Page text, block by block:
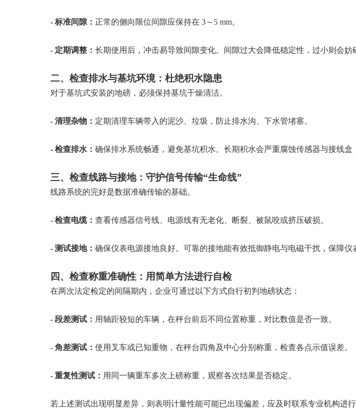
- 标准间隙： 正常的侧向限位间隙应保持在 3～5 mm。
- 定期调整： 长期使用后，冲击易导致间隙变化。间隙过大会降低稳定性，过小则会
二、检查排水与基坑环境：杜绝积水隐患
对于基坑式安装的地磅，必须保持基坑干燥清洁。
- 清理杂物： 定期清理车辆带入的泥沙、垃圾，防止排水沟、下水管堵塞。
- 检查排水： 确保排水系统畅通，避免基坑积水。长期积水会严重腐蚀传感器与接线盒
三、检查线路与接地：守护信号传输“生命线”
线路系统的完好是数据准确传输的基础。
- 检查电缆： 查看传感器信号线、电源线有无老化、断裂、被鼠咬或挤压破损。
- 测试接地： 确保仪表电源接地良好。可靠的接地能有效抵御静电与电磁干扰，保障仪
四、检查称重准确性：用简单方法进行自检
在两次法定检定的间隔期内，企业可通过以下方式自行初判地磅状态：
- 段差测试： 用轴距较短的车辆，在秤台前后不同位置称重，对比数值是否一致。
- 角差测试： 使用叉车或已知重物，在秤台四角及中心分别称重，检查各点示值误差。
- 重复性测试： 用同一辆重车多次上磅称重，观察各次结果是否稳定。
若上述测试出现明显差异，则表明计量性能可能已出现偏差，应及时联系专业机构进行